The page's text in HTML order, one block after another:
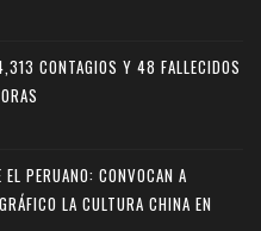
CONTAGIOS Y 48 FALLECIDOS
PERUANO: CONVOCAN A
LA CULTURA CHINA EN